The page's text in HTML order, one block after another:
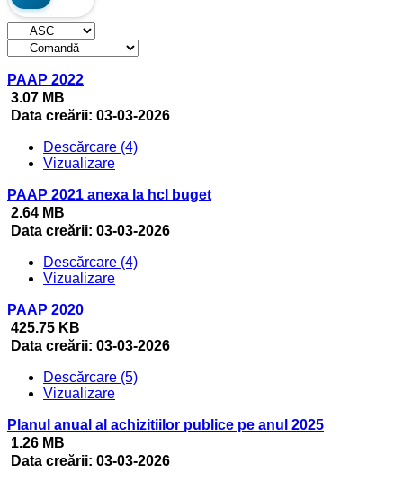
PAAP 2022
3.07 MB
Data creării: 03-03-2026
Descărcare (4)
Vizualizare
PAAP 2021 anexa la hcl buget
2.64 MB
Data creării: 03-03-2026
Descărcare (4)
Vizualizare
PAAP 2020
425.75 KB
Data creării: 03-03-2026
Descărcare (5)
Vizualizare
Planul anual al achizitiilor publice pe anul 2025
1.26 MB
Data creării: 03-03-2026